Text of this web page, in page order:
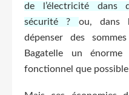
de l’électricité dans
sécurité ? ou, dans
dépenser des
Bagatelle un
fonctionnel que possible